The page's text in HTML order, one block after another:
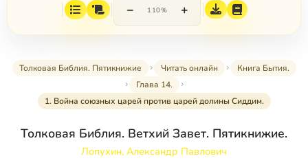
− 110% +
Толковая Библия. Пятикнижие Читать онлайн
Книга Бытия.
Глава 14.
1. Война союзных царей против царей долины Сиддим.
Толковая Библия. Ветхий Завет. Пятикнижие.
Лопухин, Александр Павлович